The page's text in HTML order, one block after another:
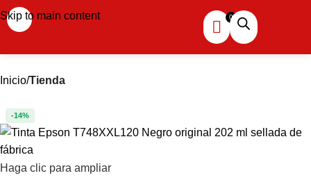
Skip to main content
Inicio Tienda
-14%
Haga clic para ampliar